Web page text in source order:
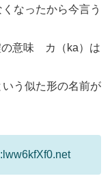
なったから今言う
の意味 カ（ka）は
う似た形の名前が